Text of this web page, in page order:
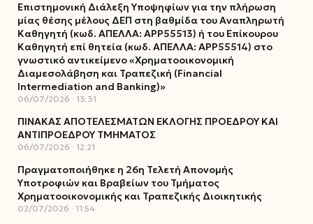
Επιστημονική Διάλεξη Υποψηφίων για την πλήρωση
μίας θέσης μέλους ΔΕΠ στη βαθμίδα του Αναπληρωτή
Καθηγητή (κωδ. ΑΠΕΛΛΑ: ΑΡΡ55513) ή του Επίκουρου
Καθηγητή επί θητεία (κωδ. ΑΠΕΛΛΑ: ΑΡΡ55514) στο
γνωστικό αντικείμενο «Χρηματοοικονομική
Διαμεσολάβηση και Τραπεζική (Financial
Intermediation and Banking)»
06/07/2026 13:31
ΠΙΝΑΚΑΣ ΑΠΟΤΕΛΕΣΜΑΤΩΝ ΕΚΛΟΓΗΣ ΠΡΟΕΔΡΟΥ ΚΑΙ
ΑΝΤΙΠΡΟΕΔΡΟΥ ΤΜΗΜΑΤΟΣ
06/07/2026 12:21
Πραγματοποιήθηκε η 26η Τελετή Απονομής
Υποτροφιών και Βραβείων του Τμήματος
Χρηματοοικονομικής και Τραπεζικής Διοικητικής
02/07/2026 11:54